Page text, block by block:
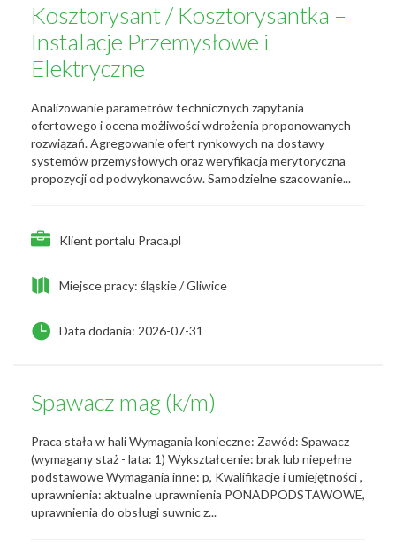
Kosztorysant / Kosztorysantka –
Instalacje Przemysłowe i
Elektryczne
Analizowanie parametrów technicznych zapytania
ofertowego i ocena możliwości wdrożenia proponowanych
rozwiązań. Agregowanie ofert rynkowych na dostawy
systemów przemysłowych oraz weryfikacja merytoryczna
propozycji od podwykonawców. Samodzielne szacowanie...
Klient portalu Praca.pl
Miejsce pracy: śląskie / Gliwice
Data dodania: 2026-07-31
Spawacz mag (k/m)
Praca stała w hali Wymagania konieczne: Zawód: Spawacz
(wymagany staż - lata: 1) Wykształcenie: brak lub niepełne
podstawowe Wymagania inne: p, Kwalifikacje i umiejętności ,
uprawnienia: aktualne uprawnienia PONADPODSTAWOWE,
uprawnienia do obsługi suwnic z...